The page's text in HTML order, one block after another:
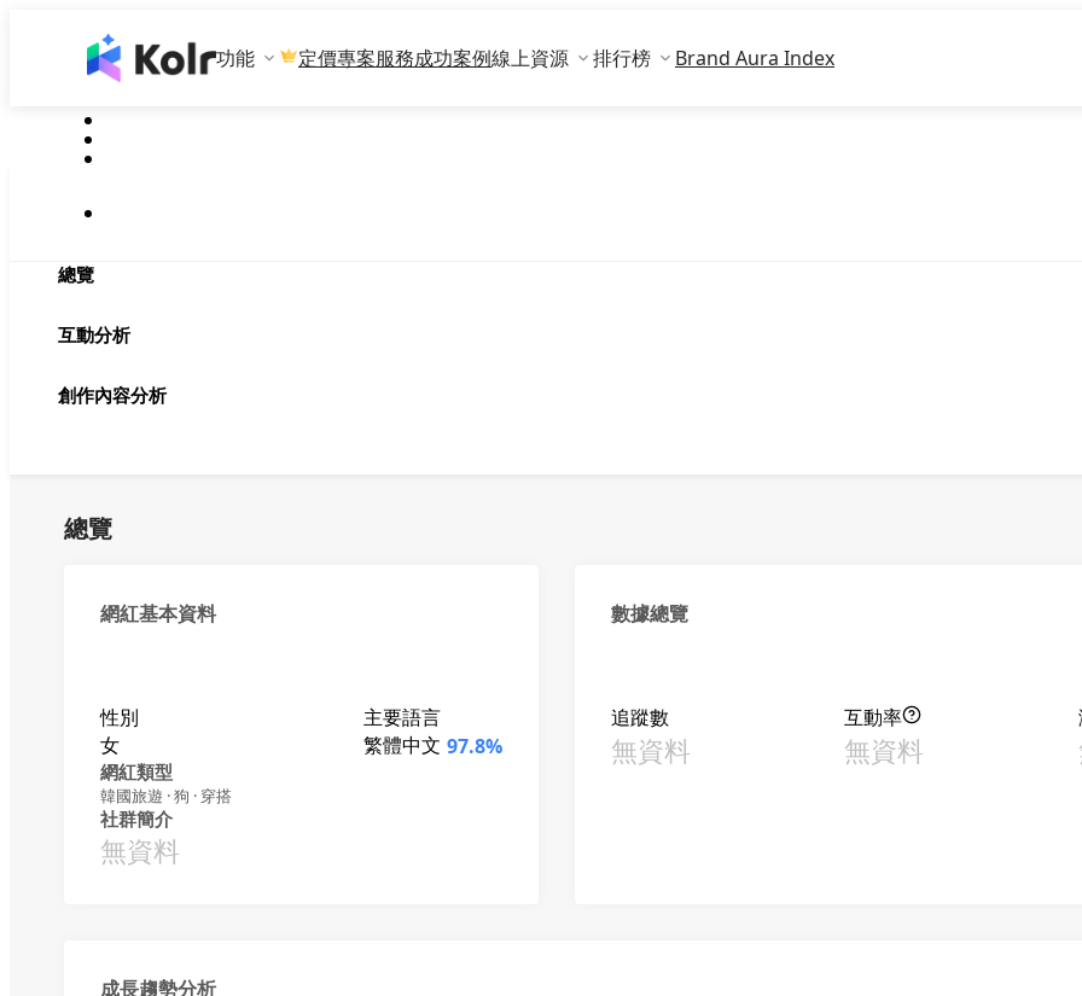
功能 定價專案服務成功案例線上資源 排行榜 Brand Aura Index
總覽
互動分析
創作內容分析
總覽
網紅基本資料
性別
女
主要語言
繁體中文 97.8%
網紅類型
韓國旅遊 · 狗 · 穿搭
社群簡介
無資料
數據總覽
追蹤數
無資料
互動率
無資料
成長趨勢分析